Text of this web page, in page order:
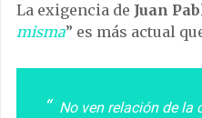
La exigencia de Juan
misma” es más actual
No ven relación de la